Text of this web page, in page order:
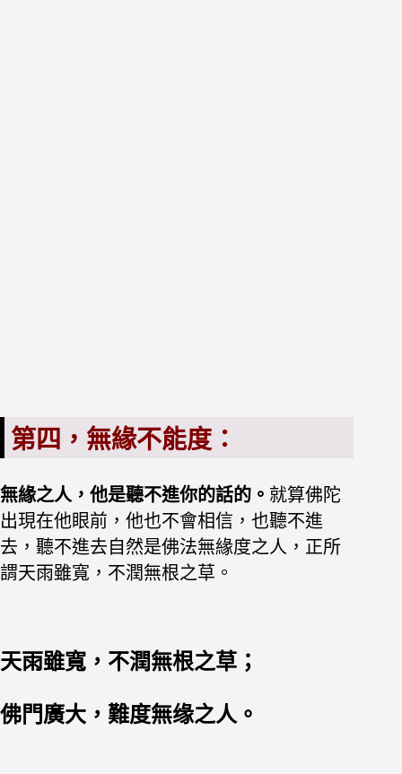
第四，無緣不能度：
無緣之人， 他是聽不進你的話的。 就算佛陀
出現在他眼前，他也不會相信，也聽不進
去，聽不進去自然是佛法無緣度之人，正所
謂天雨雖寬，不潤無根之草。
天雨雖寬，不潤無根之草；
佛門廣大，難度無缘之人。